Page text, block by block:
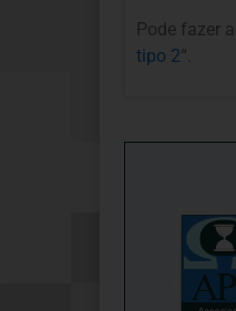
Pode fazer
tipo 2“.